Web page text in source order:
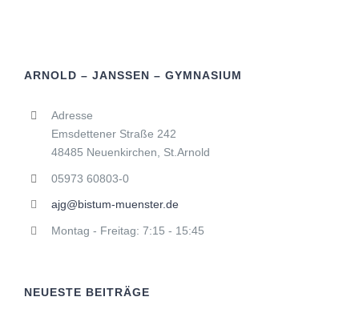
ARNOLD – JANSSEN – GYMNASIUM
Adresse
Emsdettener Straße 242
48485 Neuenkirchen, St.Arnold
05973 60803-0
ajg@bistum-muenster.de
Montag - Freitag: 7:15 - 15:45
NEUESTE BEITRÄGE